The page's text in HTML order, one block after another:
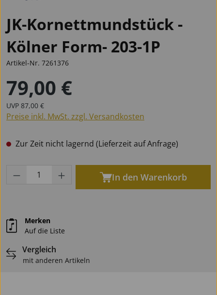
JK-Kornettmundstück -
Kölner Form- 203-1P
Artikel-Nr. 7261376
Regulärer Preis:
79,00 €
UVP Regulärer Preis:
87,00 €
Preise inkl. MwSt. zzgl. Versandkosten
Zur Zeit nicht lagernd (Lieferzeit auf Anfrage)
Produkt Anzahl: Gib den gewünschten
In den Warenkorb
Merken
Auf die Liste
Vergleich
mit anderen Artikeln